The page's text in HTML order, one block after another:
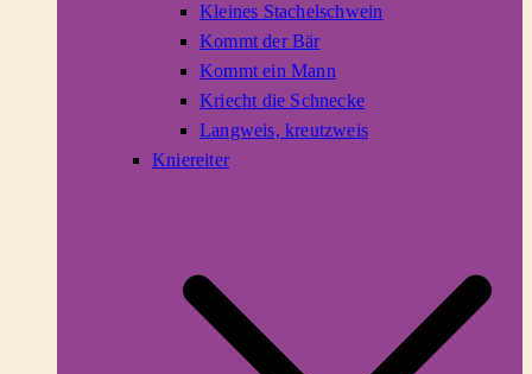
Kleines Stachelschwein
Kommt der Bär
Kommt ein Mann
Kriecht die Schnecke
Langweis, kreutzweis
Kniereiter